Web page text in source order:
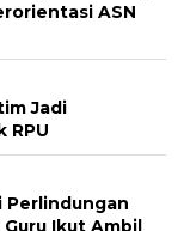
ASN
Jadi
RPU
Perlindungan
Ikut Ambil